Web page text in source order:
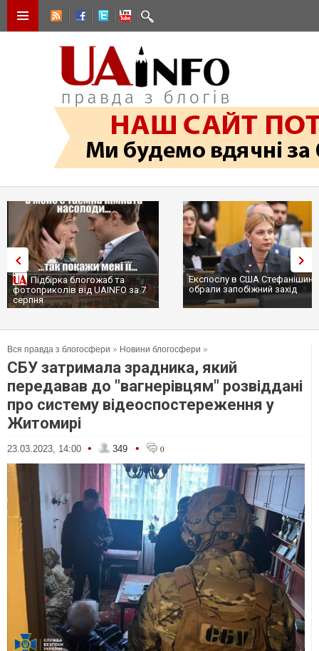
Експослу в США Стефанішиній
обрали запобіжний захід
Трамп не передасть Україні
сотні ракет до Patriot, бо у
Вся правда з блогосфери » Новини блогосфери »
СБУ затримала зрадника, який
передавав до "вагнерівцям" розвіддані
про систему відеоспостереження у
Житомирі
23.03.2023, 14:00 • 349 • 0